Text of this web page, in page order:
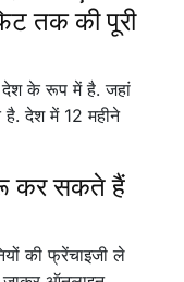
तक की पूरी
देश के रूप में है. जहां
है. देश में 12 महीने
कर सकते हैं
की फ्रेंचाइजी ले